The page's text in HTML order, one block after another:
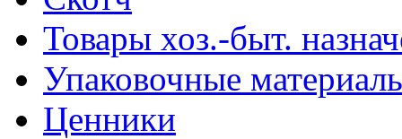
Товары хоз.-быт.
Упаковочные
Ценники